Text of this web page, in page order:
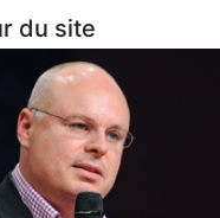
du site